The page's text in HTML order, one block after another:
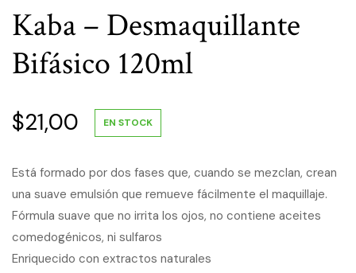
Kaba – Desmaquillante
Bifásico 120ml
$21,00 EN STOCK
Está formado por dos fases que, cuando se mezclan, crean
una suave emulsión que remueve fácilmente el maquillaje.
Fórmula suave que no irrita los ojos, no contiene aceites
comedogénicos, ni sulfaros
Enriquecido con extractos naturales